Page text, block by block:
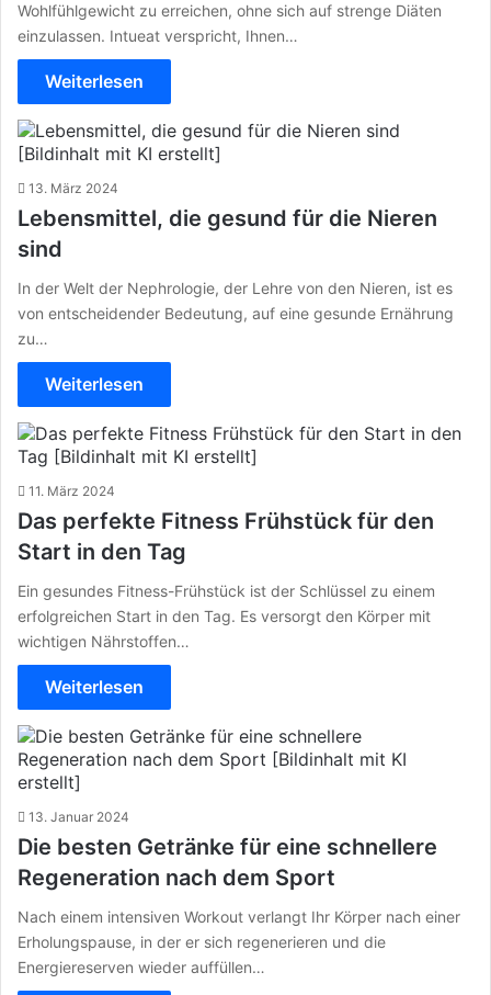
Wohlfühlgewicht zu erreichen, ohne sich auf strenge Diäten
einzulassen. Intueat verspricht, Ihnen…
Weiterlesen
13. März 2024
Lebensmittel, die gesund für die Nieren
sind
In der Welt der Nephrologie, der Lehre von den Nieren, ist es
von entscheidender Bedeutung, auf eine gesunde Ernährung
zu…
Weiterlesen
11. März 2024
Das perfekte Fitness Frühstück für den
Start in den Tag
Ein gesundes Fitness-Frühstück ist der Schlüssel zu einem
erfolgreichen Start in den Tag. Es versorgt den Körper mit
wichtigen Nährstoffen…
Weiterlesen
13. Januar 2024
Die besten Getränke für eine schnellere
Regeneration nach dem Sport
Nach einem intensiven Workout verlangt Ihr Körper nach einer
Erholungspause, in der er sich regenerieren und die
Energiereserven wieder auffüllen…